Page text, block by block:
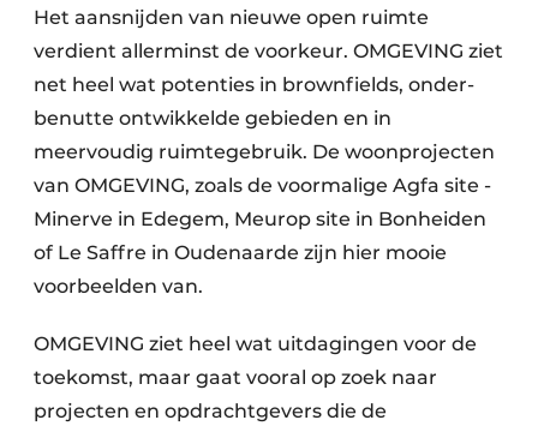
Het aansnijden van nieuwe open ruimte
verdient allerminst de voorkeur. OMGEVING ziet
net heel wat potenties in brownfields, onder­
benutte ontwikkelde gebieden en in
meervoudig ruimtegebruik. De woonprojecten
van OMGEVING, zoals de voormalige Agfa site ­
Minerve in ­Edegem, Meurop site in Bonheiden
of Le Saffre in ­Oudenaarde zijn hier mooie
voorbeelden van.
OMGEVING ziet heel wat uitdagingen voor de
toekomst, maar gaat vooral op zoek naar
projecten en opdrachtgevers die de